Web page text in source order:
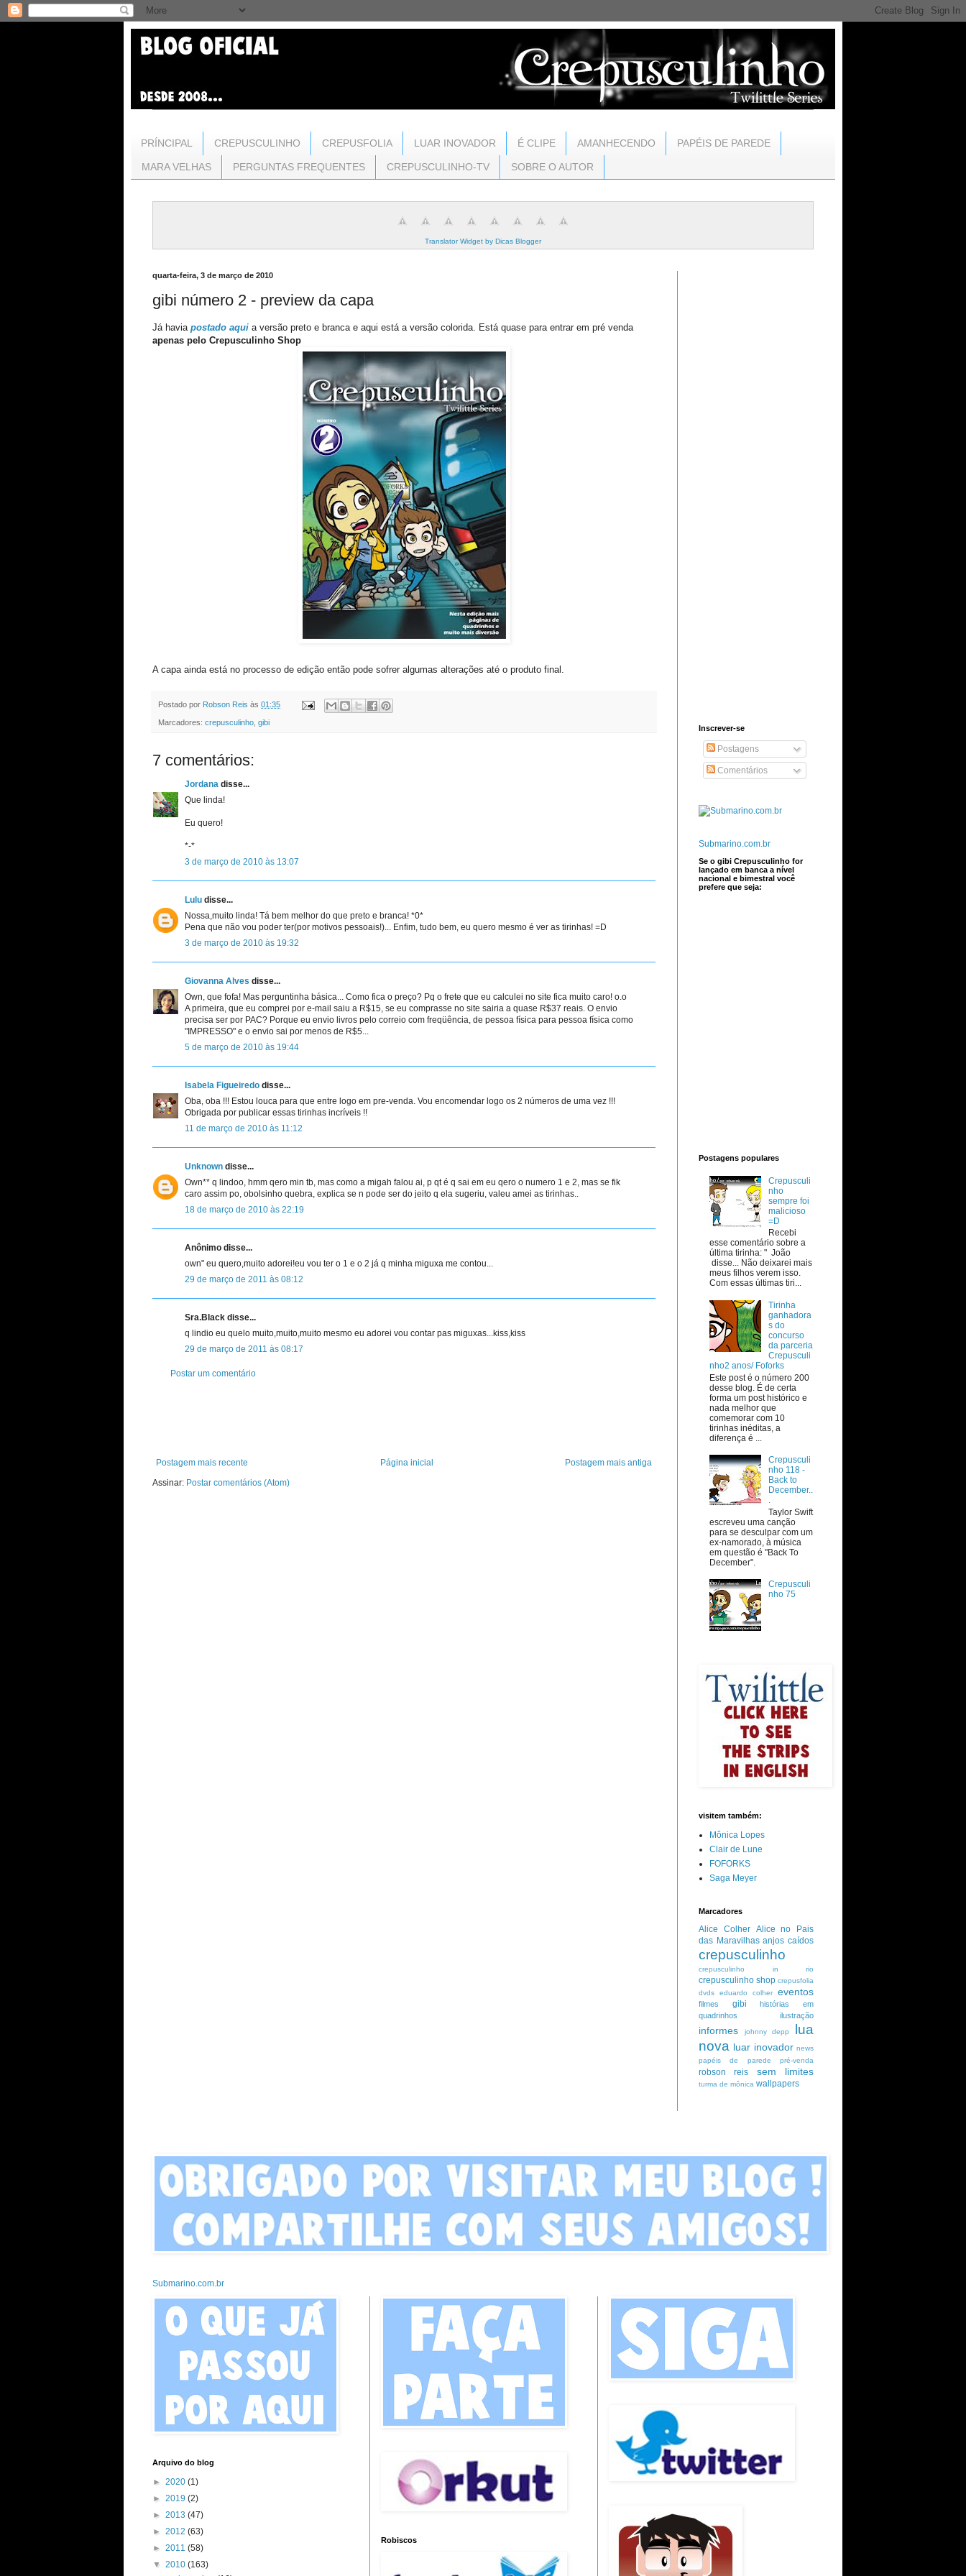
PRÍNCIPAL CREPUSCULINHO CREPUSFOLIA LUAR INOVADOR É CLIPE AMANHECENDO PAPÉIS DE PAREDE
MARA VELHAS PERGUNTAS FREQUENTES CREPUSCULINHO-TV SOBRE O AUTOR
Translator Widget by Dicas Blogger
quarta-feira, 3 de março de 2010
gibi número 2 - preview da capa
Já havia postado aqui a versão preto e branca e aqui está a versão colorida. Está quase para entrar em pré venda
apenas pelo Crepusculinho Shop
A capa ainda está no processo de edição então pode sofrer algumas alterações até o produto final.
Postado por Robson Reis às 01:35
Marcadores: crepusculinho gibi
7 comentários:
Jordana disse...
Que linda!
Eu quero!
*-*
3 de março de 2010 às 13:07
Lulu disse...
Nossa,muito linda! Tá bem melhor do que preto e branca! *0*
Pena que não vou poder ter(por motivos pessoais!)... Enfim, tudo bem, eu quero mesmo é ver as tirinhas! =D
3 de março de 2010 às 19:32
Giovanna Alves disse...
Own, que fofa! Mas perguntinha básica... Como fica o preço? Pq o frete que eu calculei no site fica muito caro! o.o
A primeira, que eu comprei por e-mail saiu a R$15, se eu comprasse no site sairia a quase R$37 reais. O envio
precisa ser por PAC? Porque eu envio livros pelo correio com freqüência, de pessoa física para pessoa física como
"IMPRESSO" e o envio sai por menos de R$5...
5 de março de 2010 às 19:44
Isabela Figueiredo disse...
Oba, oba !!! Estou louca para que entre logo em pre-venda. Vou encomendar logo os 2 números de uma vez !!!
Obrigada por publicar essas tirinhas incríveis !!
11 de março de 2010 às 11:12
Unknown disse...
Own** q lindoo, hmm qero min tb, mas como a migah falou ai, p qt é q sai em eu qero o numero 1 e 2, mas se fik
caro assim po, obolsinho quebra, explica se n pode ser do jeito q ela sugeriu, valeu amei as tirinhas..
18 de março de 2010 às 22:19
Anônimo disse...
own" eu quero,muito adorei!eu vou ter o 1 e o 2 já q minha miguxa me contou...
29 de março de 2011 às 08:12
Sra.Black disse...
q lindio eu quelo muito,muito,muito mesmo eu adorei vou contar pas miguxas...kiss,kiss
29 de março de 2011 às 08:17
Postar um comentário
Postagem mais recente Postagem mais antiga
Página inicial
Assinar: Postar comentários (Atom)
Inscrever-se
Postagens
Comentários
Submarino.com.br
Se o gibi Crepusculinho for
lançado em banca a nível
nacional e bimestral você
prefere que seja:
Postagens populares
Crepusculi
nho
sempre foi
malicioso
=D
Recebi
esse comentário sobre a
última tirinha: " João
disse... Não deixarei mais
meus filhos verem isso.
Com essas últimas tiri...
Tirinha
ganhadora
s do
concurso
da parceria
Crepusculi
nho2 anos/ Foforks
Este post é o número 200
desse blog. É de certa
forma um post histórico e
nada melhor que
comemorar com 10
tirinhas inéditas, a
diferença é ...
Crepusculi
nho 118 -
Back to
December..
.
Taylor Swift
escreveu uma canção
para se desculpar com um
ex-namorado, à música
em questão é "Back To
December".
Crepusculi
nho 75
visitem também:
Mônica Lopes
Clair de Lune
FOFORKS
Saga Meyer
Marcadores
Alice Colher Alice no Pais
das Maravilhas anjos caídos
crepusculinho
crepusculinho in rio
crepusculinho shop crepusfolia
dvds
eduardo colher eventos
filmes gibi
histórias em
quadrinhos
ilustração
informes johnny depp
lua
nova luar inovador news
papéis de parede
pré-venda
robson reis sem limites
turma de mônica wallpapers
Submarino.com.br
Arquivo do blog
► 2020 (1)
► 2019 (2)
► 2013 (47)
► 2012 (63)
► 2011 (58)
▼ 2010 (163)
Robiscos